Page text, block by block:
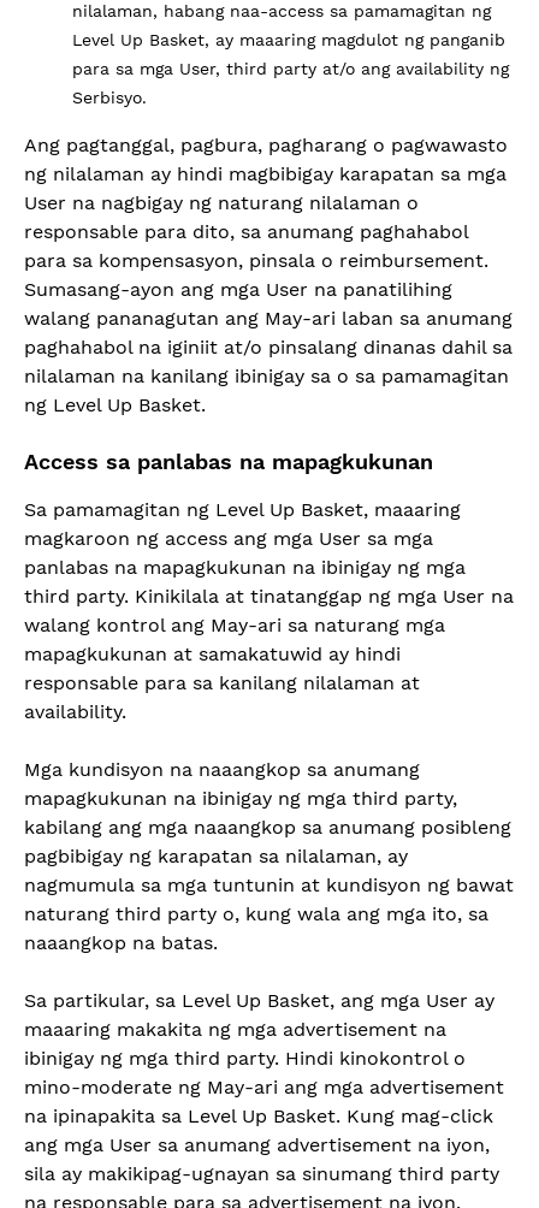
nilalaman, habang naa-access sa pamamagitan ng
Level Up Basket, ay maaaring magdulot ng panganib
para sa mga User, third party at/o ang availability ng
Serbisyo.
Ang pagtanggal, pagbura, pagharang o pagwawasto
ng nilalaman ay hindi magbibigay karapatan sa mga
User na nagbigay ng naturang nilalaman o
responsable para dito, sa anumang paghahabol
para sa kompensasyon, pinsala o reimbursement.
Sumasang-ayon ang mga User na panatilihing
walang pananagutan ang May-ari laban sa anumang
paghahabol na iginiit at/o pinsalang dinanas dahil sa
nilalaman na kanilang ibinigay sa o sa pamamagitan
ng Level Up Basket.
Access sa panlabas na mapagkukunan
Sa pamamagitan ng Level Up Basket, maaaring
magkaroon ng access ang mga User sa mga
panlabas na mapagkukunan na ibinigay ng mga
third party. Kinikilala at tinatanggap ng mga User na
walang kontrol ang May-ari sa naturang mga
mapagkukunan at samakatuwid ay hindi
responsable para sa kanilang nilalaman at
availability.
Mga kundisyon na naaangkop sa anumang
mapagkukunan na ibinigay ng mga third party,
kabilang ang mga naaangkop sa anumang posibleng
pagbibigay ng karapatan sa nilalaman, ay
nagmumula sa mga tuntunin at kundisyon ng bawat
naturang third party o, kung wala ang mga ito, sa
naaangkop na batas.
Sa partikular, sa Level Up Basket, ang mga User ay
maaaring makakita ng mga advertisement na
ibinigay ng mga third party. Hindi kinokontrol o
mino-moderate ng May-ari ang mga advertisement
na ipinapakita sa Level Up Basket. Kung mag-click
ang mga User sa anumang advertisement na iyon,
sila ay makikipag-ugnayan sa sinumang third party
na responsable para sa advertisement na iyon.